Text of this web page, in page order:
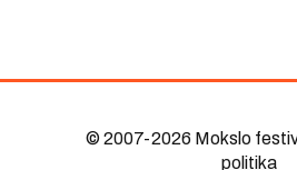
© 2007-2026 Mokslo
politika